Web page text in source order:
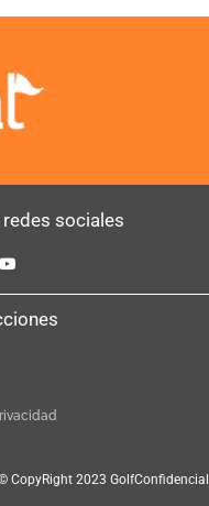
sociales
CopyRight 2023 GolfConfidencial